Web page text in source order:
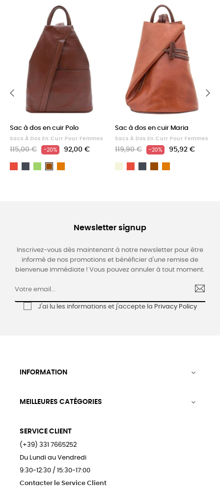
Sac à dos en cuir Polo
Sacs À Dos En Cuir Pour Femmes
115,00 € -20% 92,00 €
Sac à dos en cuir Maria
Sacs À Dos En Cuir Pour Femmes
119,90 € -20% 95,92 €
Newsletter signup
Inscrivez-vous dès maintenant à notre newsletter pour être
informé de nos promotions et bénéficier d'une remise de
bienvenue immédiate ! Vous pouvez annuler à tout moment.
J'ai lu les informations et j'accepte la Privacy Policy
INFORMATION 
MEILLEURES CATÉGORIES 
SERVICE CLIENT
(+39) 331 7665252
Du Lundi au Vendredi
9:30-12:30 / 15:30-17:00
Contacter le Service Client